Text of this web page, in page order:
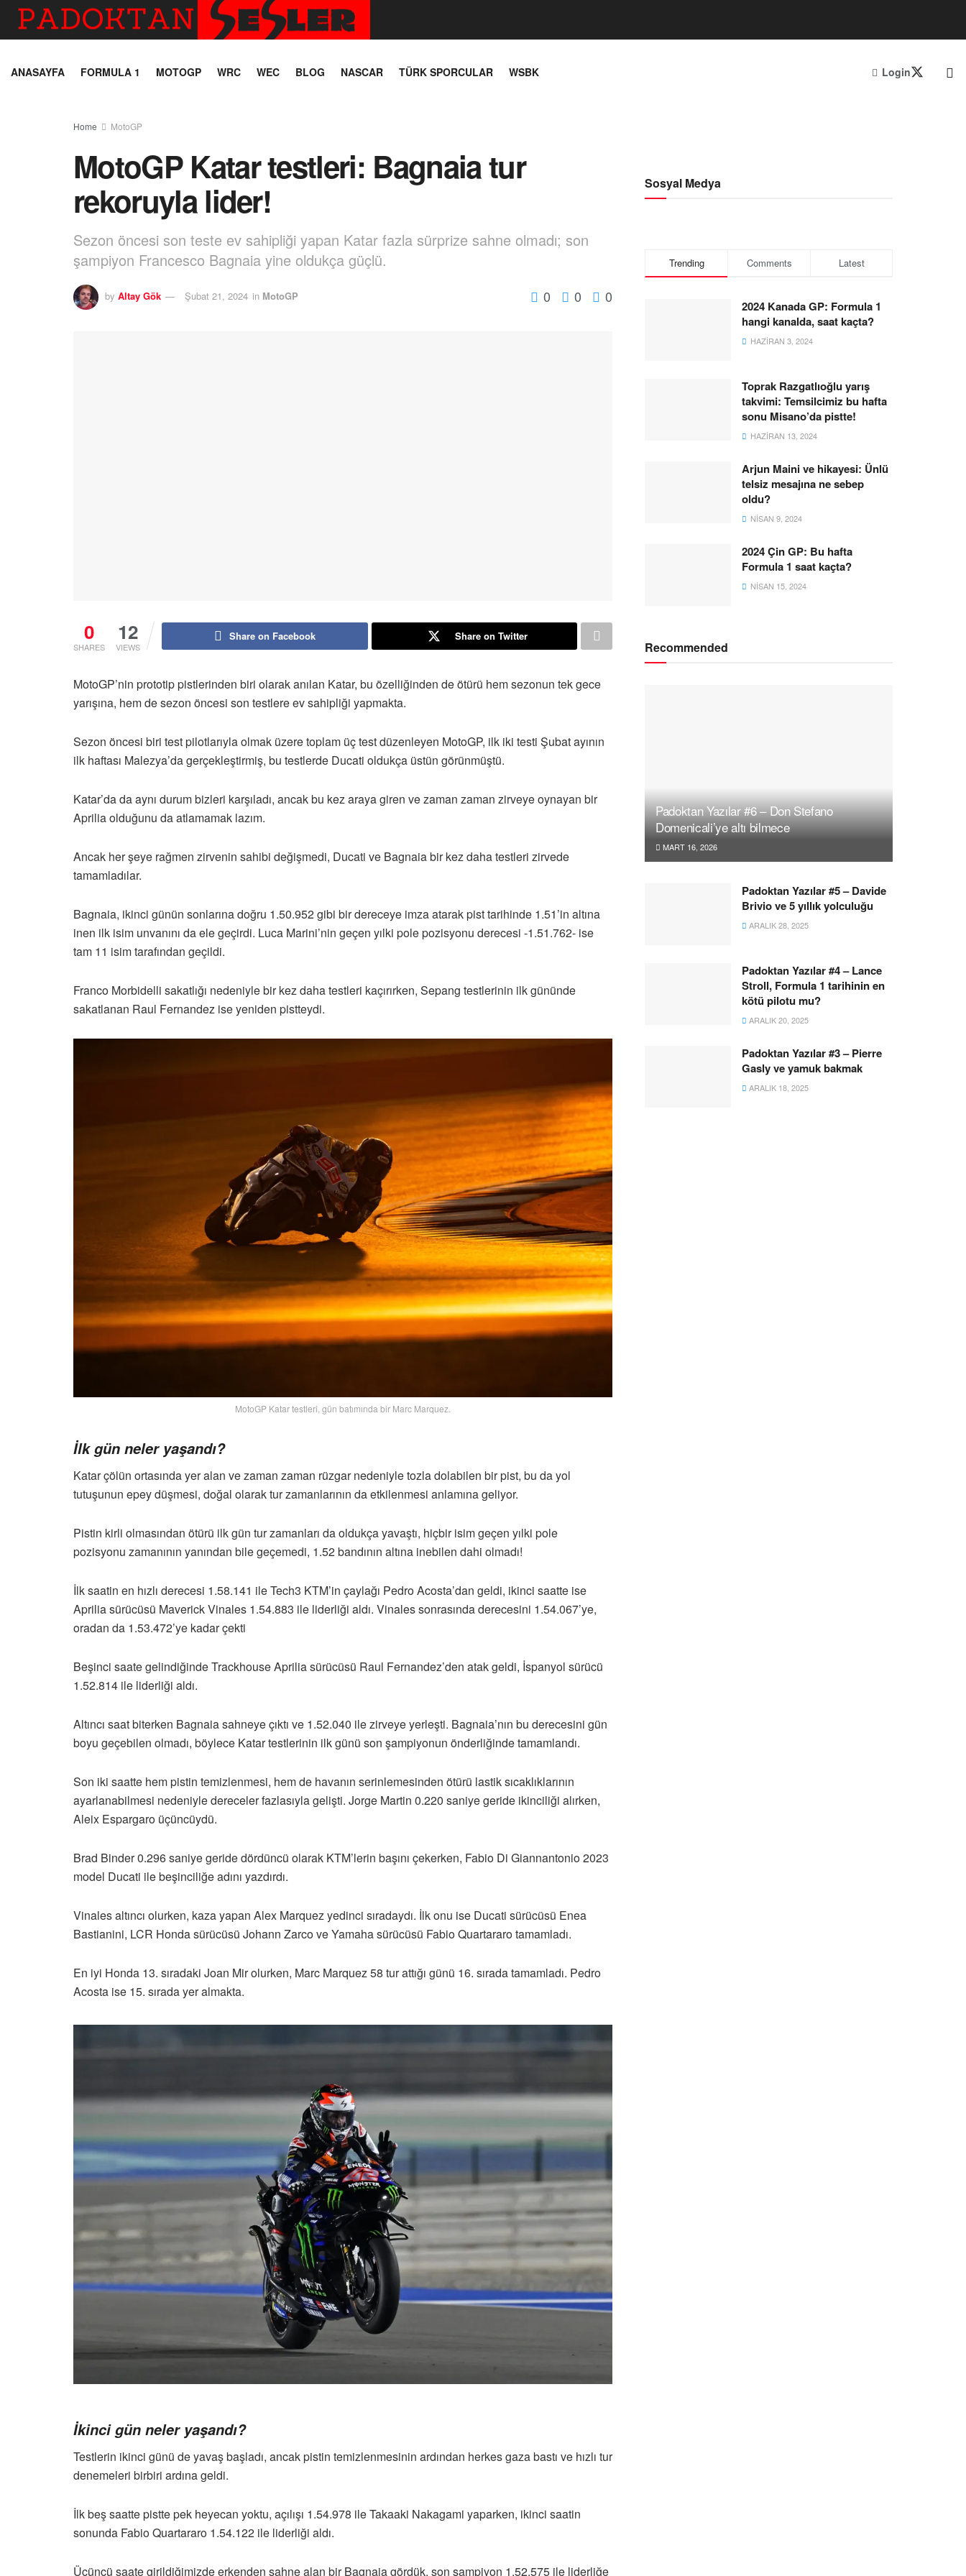
ANASAYFA FORMULA 1 MOTOGP WRC WEC BLOG NASCAR TÜRK SPORCULAR WSBK Login
Home MotoGP
MotoGP Katar testleri: Bagnaia tur
rekoruyla lider!
Sezon öncesi son teste ev sahipliği yapan Katar fazla sürprize sahne olmadı; son
şampiyon Francesco Bagnaia yine oldukça güçlü.
by Altay Gök Şubat 21, 2024 in MotoGP 0 0 0
0
SHARES
12
VIEWS
Share on Facebook Share on Twitter
MotoGP’nin prototip pistlerinden biri olarak anılan Katar, bu özelliğinden de ötürü hem sezonun tek gece
yarışına, hem de sezon öncesi son testlere ev sahipliği yapmakta.
Sezon öncesi biri test pilotlarıyla olmak üzere toplam üç test düzenleyen MotoGP, ilk iki testi Şubat ayının
ilk haftası Malezya’da gerçekleştirmiş, bu testlerde Ducati oldukça üstün görünmüştü.
Katar’da da aynı durum bizleri karşıladı, ancak bu kez araya giren ve zaman zaman zirveye oynayan bir
Aprilia olduğunu da atlamamak lazım.
Ancak her şeye rağmen zirvenin sahibi değişmedi, Ducati ve Bagnaia bir kez daha testleri zirvede
tamamladılar.
Bagnaia, ikinci günün sonlarına doğru 1.50.952 gibi bir dereceye imza atarak pist tarihinde 1.51’in altına
inen ilk isim unvanını da ele geçirdi. Luca Marini’nin geçen yılki pole pozisyonu derecesi -1.51.762- ise
tam 11 isim tarafından geçildi.
Franco Morbidelli sakatlığı nedeniyle bir kez daha testleri kaçırırken, Sepang testlerinin ilk gününde
sakatlanan Raul Fernandez ise yeniden pistteydi.
MotoGP Katar testleri, gün batımında bir Marc Marquez.
İlk gün neler yaşandı?
Katar çölün ortasında yer alan ve zaman zaman rüzgar nedeniyle tozla dolabilen bir pist, bu da yol
tutuşunun epey düşmesi, doğal olarak tur zamanlarının da etkilenmesi anlamına geliyor.
Pistin kirli olmasından ötürü ilk gün tur zamanları da oldukça yavaştı, hiçbir isim geçen yılki pole
pozisyonu zamanının yanından bile geçemedi, 1.52 bandının altına inebilen dahi olmadı!
İlk saatin en hızlı derecesi 1.58.141 ile Tech3 KTM’in çaylağı Pedro Acosta’dan geldi, ikinci saatte ise
Aprilia sürücüsü Maverick Vinales 1.54.883 ile liderliği aldı. Vinales sonrasında derecesini 1.54.067’ye,
oradan da 1.53.472’ye kadar çekti
Beşinci saate gelindiğinde Trackhouse Aprilia sürücüsü Raul Fernandez’den atak geldi, İspanyol sürücü
1.52.814 ile liderliği aldı.
Altıncı saat biterken Bagnaia sahneye çıktı ve 1.52.040 ile zirveye yerleşti. Bagnaia’nın bu derecesini gün
boyu geçebilen olmadı, böylece Katar testlerinin ilk günü son şampiyonun önderliğinde tamamlandı.
Son iki saatte hem pistin temizlenmesi, hem de havanın serinlemesinden ötürü lastik sıcaklıklarının
ayarlanabilmesi nedeniyle dereceler fazlasıyla gelişti. Jorge Martin 0.220 saniye geride ikinciliği alırken,
Aleix Espargaro üçüncüydü.
Brad Binder 0.296 saniye geride dördüncü olarak KTM’lerin başını çekerken, Fabio Di Giannantonio 2023
model Ducati ile beşinciliğe adını yazdırdı.
Vinales altıncı olurken, kaza yapan Alex Marquez yedinci sıradaydı. İlk onu ise Ducati sürücüsü Enea
Bastianini, LCR Honda sürücüsü Johann Zarco ve Yamaha sürücüsü Fabio Quartararo tamamladı.
En iyi Honda 13. sıradaki Joan Mir olurken, Marc Marquez 58 tur attığı günü 16. sırada tamamladı. Pedro
Acosta ise 15. sırada yer almakta.
İkinci gün neler yaşandı?
Testlerin ikinci günü de yavaş başladı, ancak pistin temizlenmesinin ardından herkes gaza bastı ve hızlı tur
denemeleri birbiri ardına geldi.
İlk beş saatte pistte pek heyecan yoktu, açılışı 1.54.978 ile Takaaki Nakagami yaparken, ikinci saatin
sonunda Fabio Quartararo 1.54.122 ile liderliği aldı.
Üçüncü saate girildiğimizde erkenden sahne alan bir Bagnaia gördük, son şampiyon 1.52.575 ile liderliğe
Sosyal Medya
Trending Comments Latest
2024 Kanada GP: Formula 1
hangi kanalda, saat kaçta?
HAZIRAN 3, 2024
Toprak Razgatlıoğlu yarış
takvimi: Temsilcimiz bu hafta
sonu Misano’da pistte!
HAZIRAN 13, 2024
Arjun Maini ve hikayesi: Ünlü
telsiz mesajına ne sebep
oldu?
NISAN 9, 2024
2024 Çin GP: Bu hafta
Formula 1 saat kaçta?
NISAN 15, 2024
Recommended
Padoktan Yazılar #6 – Don Stefano
Domenicali’ye altı bilmece
MART 16, 2026
Padoktan Yazılar #5 – Davide
Brivio ve 5 yıllık yolculuğu
ARALIK 28, 2025
Padoktan Yazılar #4 – Lance
Stroll, Formula 1 tarihinin en
kötü pilotu mu?
ARALIK 20, 2025
Padoktan Yazılar #3 – Pierre
Gasly ve yamuk bakmak
ARALIK 18, 2025